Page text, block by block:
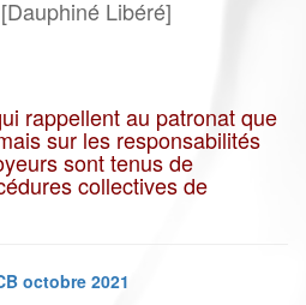
Libéré]
rappellent au patronat que
sur les responsabilités
sont tenus de
collectives de
octobre 2021